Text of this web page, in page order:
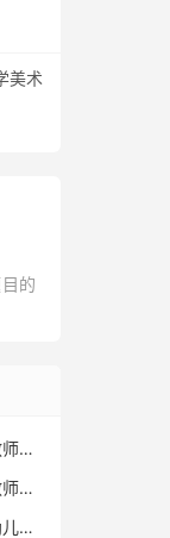
美术
的
市直语文教师招聘考试真题卷
市直语文教师考试
市直机关幼儿教师招聘考试真题